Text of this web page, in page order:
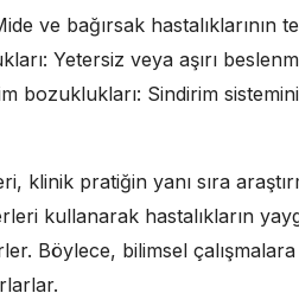
ve bağırsak hastalıklarının
Yetersiz veya aşırı
bozuklukları: Sindirim
klinik pratiğin yanı sıra
kullanarak hastalıkların
Böylece, bilimsel